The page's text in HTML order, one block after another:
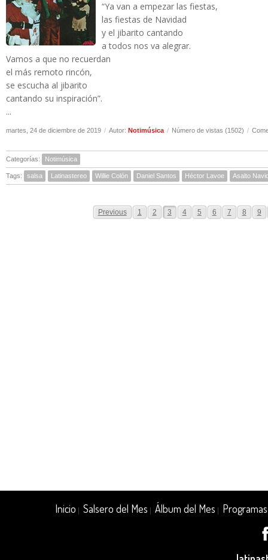
“Ya van a empezar las fiestas,
las fiestas de Navidad
y el jibarito cantando
a todos nos va alegrar.
Vamos a que no recuerdan
el más remoto rincón,
se escucha al jibarito
cantando su inspiración”.
...
martes, 24 de diciembre de 2019 / Autor: Notimúsica / Número de vistas (1502) /
Categorías: Notimúsica
Tags: salsa Latinastereo Willie Colón Daniel Santos Héctor Lavoe Asalto
Previous 1 2 3 4 5 6 7 8 9
Inicio |Salsero del Mes |Álbum del Mes Programas